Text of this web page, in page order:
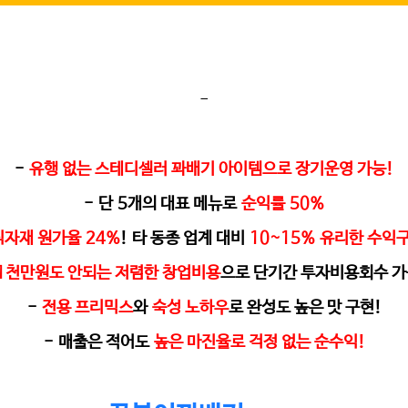
-
- 유행 없는 스테디셀러 꽈배기 아이템으로 장기운영 가능!
- 단 5개의 대표 메뉴로 순익률 50%
자재 원가율 24%! 타 동종 업계 대비 10~15% 유리한 수익
천만원도 안되는 저렴한 창업비용으로 단기간 투자비용회수
- 전용 프리믹스와 숙성 노하우로 완성도 높은 맛 구현!
- 매출은 적어도 높은 마진율로 걱정 없는 순수익!